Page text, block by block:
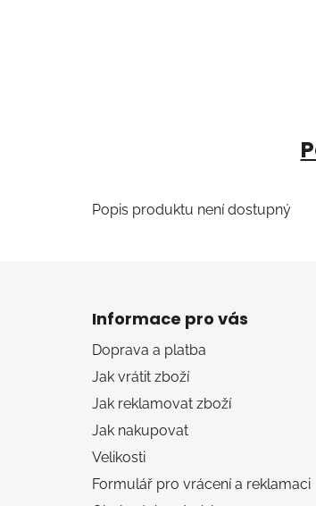
Popis produktu není dostupný
Informace pro vás
Doprava a platba
Jak vrátit zboží
Jak reklamovat zboží
Jak nakupovat
Velikosti
Formulář pro vrácení a reklamaci